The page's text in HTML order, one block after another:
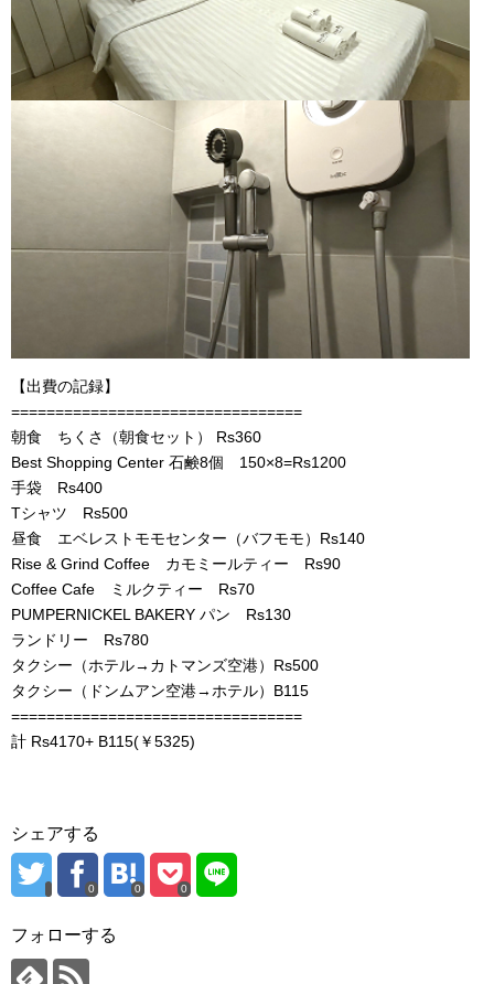
【出費の記録】
=================================
朝食 ちくさ（朝食セット） Rs360
Best Shopping Center 石鹸8個 150×8=Rs1200
手袋 Rs400
Tシャツ Rs500
昼食 エベレストモモセンター（バフモモ）Rs140
Rise & Grind Coffee カモミールティー Rs90
Coffee Cafe ミルクティー Rs70
PUMPERNICKEL BAKERY パン Rs130
ランドリー Rs780
タクシー（ホテル→カトマンズ空港）Rs500
タクシー（ドンムアン空港→ホテル）B115
=================================
計 Rs4170+ B115(￥5325)
シェアする
0 0 0
フォローする